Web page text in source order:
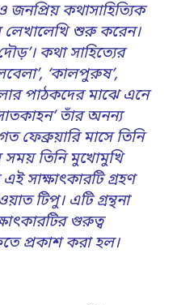
জনপ্রিয় কথাসাহিত্যিক
লেখালেখি শুরু করেন।
কথা সাহিত্যের
‘কালপুরুষ’,
পাঠকদের মাঝে এনে
তাঁর অনন্য
ফেব্রুয়ারি মাসে তিনি
সময় তিনি মুখোমুখি
সাক্ষাৎকারটি গ্রহণ
টিপু। এটি গ্রন্থনা
গুরুত্ব
প্রকাশ করা হল।